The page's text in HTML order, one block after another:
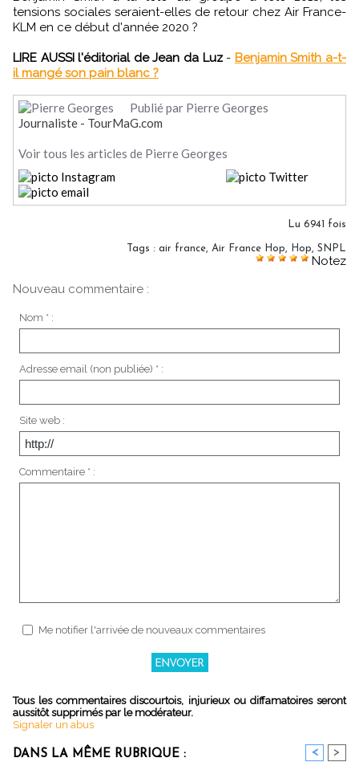
tensions sociales seraient-elles de retour chez Air France-
KLM en ce début d'année 2020 ?
LIRE AUSSI l'éditorial de Jean da Luz - Benjamin Smith a-t-
il mangé son pain blanc ?
Publié par Pierre Georges
Journaliste - TourMaG.com
Voir tous les articles de Pierre Georges
Lu 6941 fois
Tags : air france, Air France Hop, Hop, SNPL
Notez
Nouveau commentaire :
Nom * :
Adresse email (non publiée) * :
Site web :
Commentaire * :
Me notifier l'arrivée de nouveaux commentaires
Tous les commentaires discourtois, injurieux ou diffamatoires seront
aussitôt supprimés par le modérateur.
Signaler un abus
DANS LA MÊME RUBRIQUE : < >